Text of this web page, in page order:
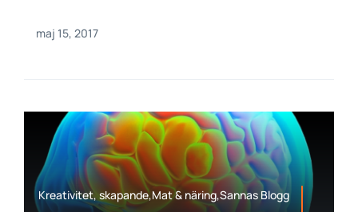
maj 15, 2017
Kreativitet, skapande,Mat & näring,Sannas Blogg